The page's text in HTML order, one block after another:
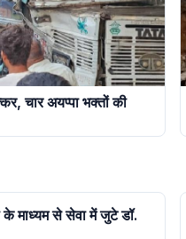
चार अयप्पा भक्तों की
के माध्यम से सेवा में जुटे डॉ.